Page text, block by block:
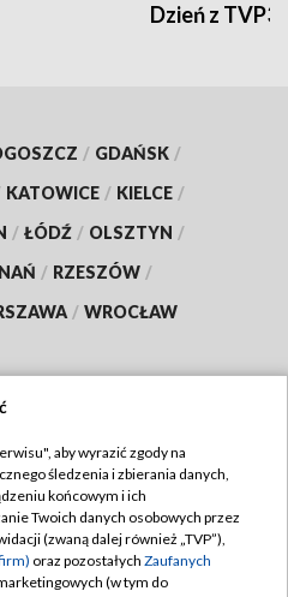
Dzień z TVP3
/ GDAŃSK /
KATOWICE / KIELCE /
/ ŁÓDŹ / OLSZTYN /
/ RZESZÓW /
/ WROCŁAW
TVP
TVP
prywatności
aby wyrazić zgody na
śledzenia i zbierania danych,
końcowym i ich
Twoich danych osobowych przez
(zwaną dalej również „TVP”),
oraz pozostałych Zaufanych
(w tym do